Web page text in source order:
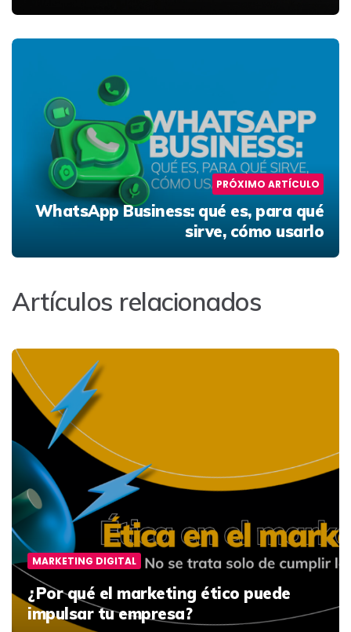
PRÓXIMO ARTÍCULO
WhatsApp Business: qué es, para qué
sirve, cómo usarlo
Artículos relacionados
MARKETING DIGITAL
¿Por qué el marketing ético puede
impulsar tu empresa?